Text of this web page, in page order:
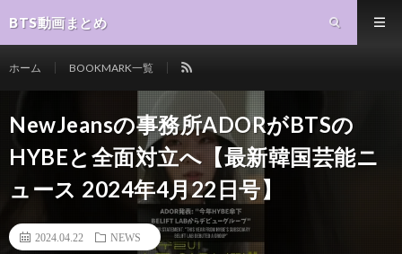
BTS動画まとめ
ホーム BOOKMARK一覧
NewJeansの事務所ADORがBTSの
HYBEと全面対立へ【最新韓国芸能ニ
ュース 2024年4月22日号】
2024.04.22 NEWS